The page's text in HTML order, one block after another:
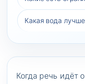
Какая вода
Когда речь идёт